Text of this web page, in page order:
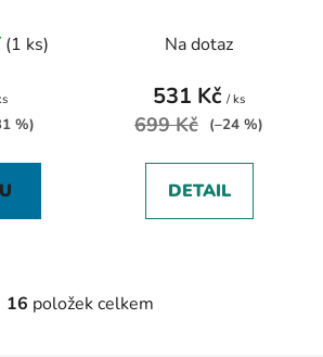
(1 ks)
%)
Na dotaz
531 Kč / ks
699 Kč (–24 %)
DETAIL
O
16 položek celkem